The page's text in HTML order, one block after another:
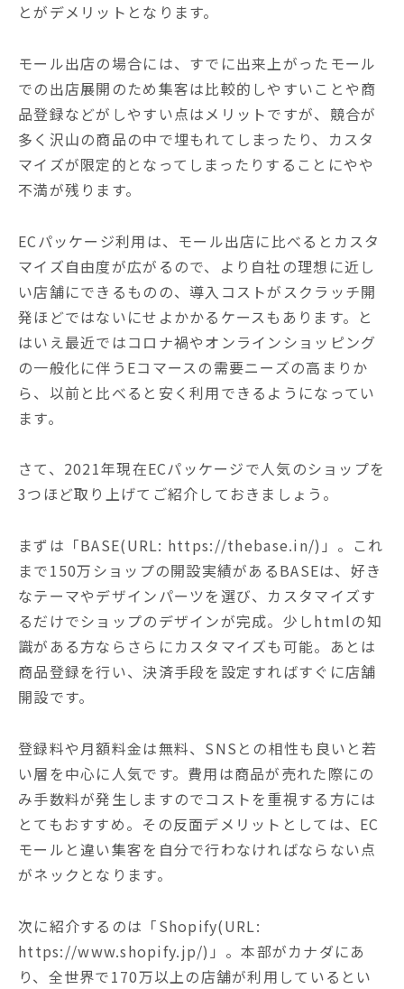
とがデメリットとなります。
モール出店の場合には、すでに出来上がったモール
での出店展開のため集客は比較的しやすいことや商
品登録などがしやすい点はメリットですが、競合が
多く沢山の商品の中で埋もれてしまったり、カスタ
マイズが限定的となってしまったりすることにやや
不満が残ります。
ECパッケージ利用は、モール出店に比べるとカスタ
マイズ自由度が広がるので、より自社の理想に近し
い店舗にできるものの、導入コストがスクラッチ開
発ほどではないにせよかかるケースもあります。と
はいえ最近ではコロナ禍やオンラインショッピング
の一般化に伴うEコマースの需要ニーズの高まりか
ら、以前と比べると安く利用できるようになってい
ます。
さて、2021年現在ECパッケージで人気のショップを
3つほど取り上げてご紹介しておきましょう。
まずは「BASE(URL: https://thebase.in/)」。これ
まで150万ショップの開設実績があるBASEは、好き
なテーマやデザインパーツを選び、カスタマイズす
るだけでショップのデザインが完成。少しhtmlの知
識がある方ならさらにカスタマイズも可能。あとは
商品登録を行い、決済手段を設定すればすぐに店舗
開設です。
登録料や月額料金は無料、SNSとの相性も良いと若
い層を中心に人気です。費用は商品が売れた際にの
み手数料が発生しますのでコストを重視する方には
とてもおすすめ。その反面デメリットとしては、EC
モールと違い集客を自分で行わなければならない点
がネックとなります。
次に紹介するのは「Shopify(URL:
https://www.shopify.jp/)」。本部がカナダにあ
り、全世界で170万以上の店舗が利用しているとい